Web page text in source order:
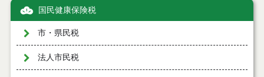
国民健康保険税
市・県民税
法人市民税